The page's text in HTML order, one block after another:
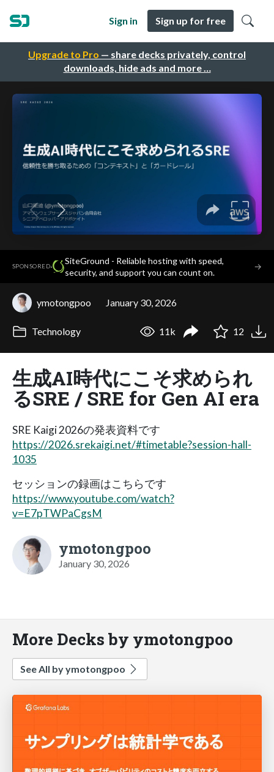
Upgrade to Pro — share decks privately, control
downloads, hide ads and more …
Sign in Sign up for free
SPONSORED·
SiteGround - Reliable hosting with speed,
security, and support you can count on.
→
ymotongpoo January 30, 2026
Technology 11k 12
生成AI時代にこそ求められ
るSRE / SRE for Gen AI era
SRE Kaigi 2026の発表資料です
https://2026.srekaigi.net/#timetable?session-hall-
1035
セッションの録画はこちらです
https://www.youtube.com/watch?
v=E7pTWPaCgsM
ymotongpoo
January 30, 2026
More Decks by ymotongpoo
See All by ymotongpoo